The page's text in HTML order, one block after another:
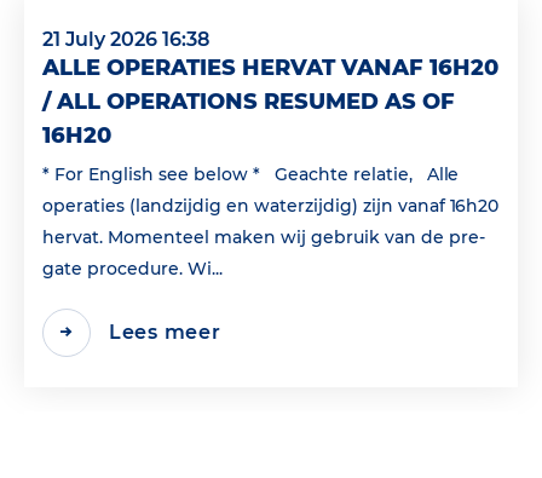
21 July 2026 16:38
ALLE OPERATIES HERVAT VANAF 16H20
/ ALL OPERATIONS RESUMED AS OF
16H20
* For English see below * Geachte relatie, Alle
operaties (landzijdig en waterzijdig) zijn vanaf 16h20
hervat. Momenteel maken wij gebruik van de pre-
gate procedure. Wi...
Lees meer